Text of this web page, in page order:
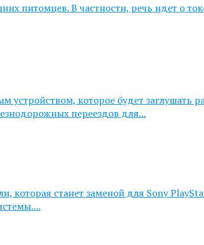
питомцев. В частности, речь идет о
которое будет заглушать
переездов для...
которая станет заменой для Sony